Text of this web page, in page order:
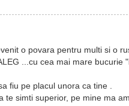
o povara pentru multi si o
...cu cea mai mare bucurie
fiu pe placul unora ca tine .
te simti superior, pe mine ma